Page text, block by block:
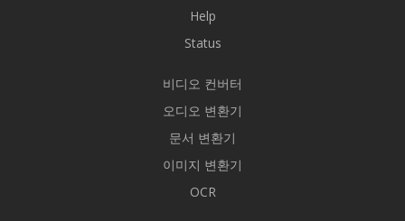
Help
Status
비디오 컨버터
오디오 변환기
문서 변환기
이미지 변환기
OCR